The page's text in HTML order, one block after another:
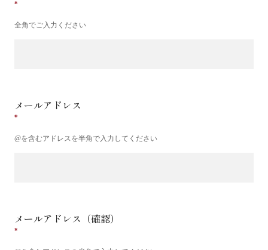
全角でご入力ください
メールアドレス
@を含むアドレスを半角で入力してください
メールアドレス（確認）